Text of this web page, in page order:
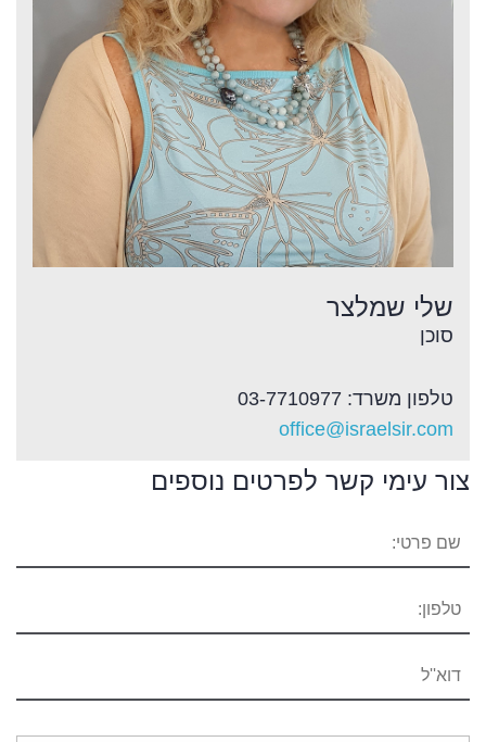
שלי שמלצר
סוכן
טלפון משרד: 03-7710977
office@israelsir.com
צור עימי קשר לפרטים נוספים